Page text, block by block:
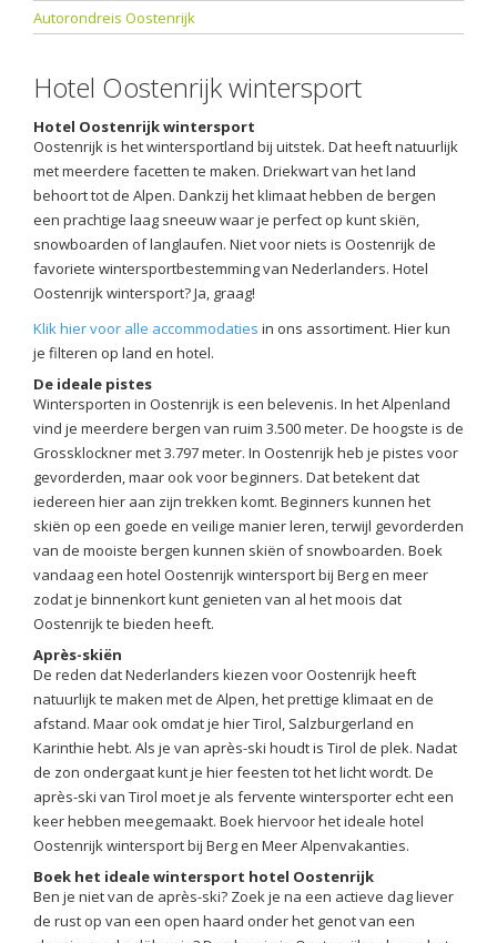
Autorondreis Oostenrijk
Hotel Oostenrijk wintersport
Hotel Oostenrijk wintersport
Oostenrijk is het wintersportland bij uitstek. Dat heeft natuurlijk
met meerdere facetten te maken. Driekwart van het land
behoort tot de Alpen. Dankzij het klimaat hebben de bergen
een prachtige laag sneeuw waar je perfect op kunt skiën,
snowboarden of langlaufen. Niet voor niets is Oostenrijk de
favoriete wintersportbestemming van Nederlanders. Hotel
Oostenrijk wintersport? Ja, graag!
Klik hier voor alle accommodaties in ons assortiment. Hier kun
je filteren op land en hotel.
De ideale pistes
Wintersporten in Oostenrijk is een belevenis. In het Alpenland
vind je meerdere bergen van ruim 3.500 meter. De hoogste is de
Grossklockner met 3.797 meter. In Oostenrijk heb je pistes voor
gevorderden, maar ook voor beginners. Dat betekent dat
iedereen hier aan zijn trekken komt. Beginners kunnen het
skiën op een goede en veilige manier leren, terwijl gevorderden
van de mooiste bergen kunnen skiën of snowboarden. Boek
vandaag een hotel Oostenrijk wintersport bij Berg en meer
zodat je binnenkort kunt genieten van al het moois dat
Oostenrijk te bieden heeft.
Après-skiën
De reden dat Nederlanders kiezen voor Oostenrijk heeft
natuurlijk te maken met de Alpen, het prettige klimaat en de
afstand. Maar ook omdat je hier Tirol, Salzburgerland en
Karinthie hebt. Als je van après-ski houdt is Tirol de plek. Nadat
de zon ondergaat kunt je hier feesten tot het licht wordt. De
après-ski van Tirol moet je als fervente wintersporter echt een
keer hebben meegemaakt. Boek hiervoor het ideale hotel
Oostenrijk wintersport bij Berg en Meer Alpenvakanties.
Boek het ideale wintersport hotel Oostenrijk
Ben je niet van de après-ski? Zoek je na een actieve dag liever
de rust op van een open haard onder het genot van een